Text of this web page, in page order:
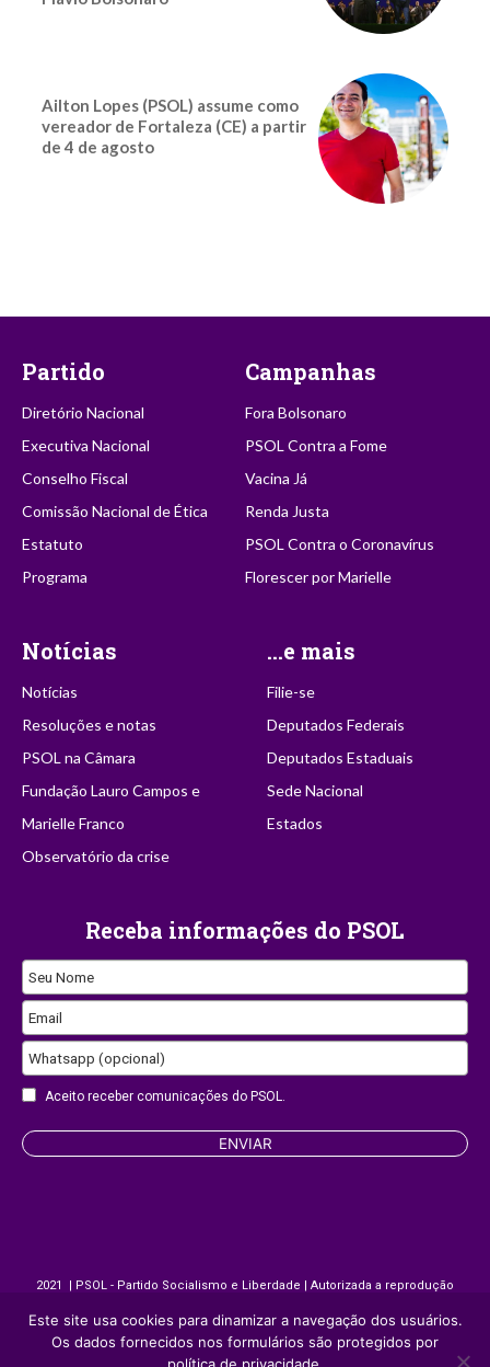
Ailton Lopes (PSOL) assume como
vereador de Fortaleza (CE) a partir
de 4 de agosto
Partido
Diretório Nacional
Executiva Nacional
Conselho Fiscal
Comissão Nacional de Ética
Estatuto
Programa
Campanhas
Fora Bolsonaro
PSOL Contra a Fome
Vacina Já
Renda Justa
PSOL Contra o Coronavírus
Florescer por Marielle
Notícias
Notícias
Resoluções e notas
PSOL na Câmara
Fundação Lauro Campos e
Marielle Franco
Observatório da crise
...e mais
Filie-se
Deputados Federais
Deputados Estaduais
Sede Nacional
Estados
Receba informações do PSOL
Seu Nome
Email
Website
URL
Whatsapp (opcional)
Aceito receber comunicações do PSOL.
ENVIAR
2021 | PSOL - Partido Socialismo e Liberdade | Autorizada a reprodução
desde que citada a fonte.
Site desenvolvido porAppmobi
Este site usa cookies para dinamizar a navegação dos usuários.
Os dados fornecidos nos formulários são protegidos por